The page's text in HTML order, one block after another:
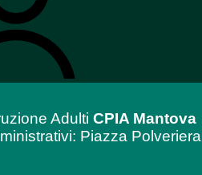
Adulti CPIA Mantova
Piazza